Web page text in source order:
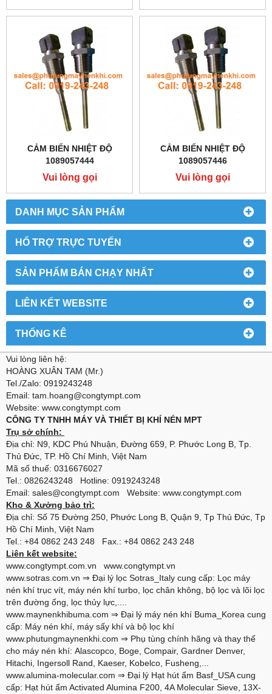
DANH MỤC SẢN PHẨM
HỔ TRỢ TRỰC TUYẾN
SẢN PHẨM BÁN CHẠY NHẤT
LIÊN KẾT WEBSITE
THỐNG KÊ
CẢM BIẾN NHIỆT ĐỘ
1089057444
Vui lòng gọi
CẢM BIẾN NHIỆT ĐỘ
1089057446
Vui lòng gọi
Vui lòng liên hệ:
HOÀNG XUÂN TAM (Mr.)
Tel./Zalo: 0919243248
Email: tam.hoang@congtympt.com
Website: www.congtympt.com
CÔNG TY TNHH MÁY VÀ THIẾT BỊ KHÍ NÉN MPT
Trụ sở chính:
Địa chỉ: N9, KDC Phú Nhuận, Đường 659, P. Phước Long B, Tp.
Thủ Đức, TP. Hồ Chí Minh, Việt Nam
Mã số thuế: 0316676027
Tel.: 0826243248 Hotline: 0919243248
Email: sales@congtympt.com Website: www.congtympt.com
Kho & Xưởng bảo trì:
Địa chỉ: Số 75 Đường 250, Phước Long B, Quận 9, Tp Thủ Đức, Tp
Hồ Chí Minh, Việt Nam
Tel.: +84 0862 243 248 Fax.: +84 0862 243 248
Liên kết website:
www.congtympt.com.vn
www.congtympt.vn
www.sotras.com.vn ⇒ Đại lý lọc Sotras_Italy cung cấp: Lọc máy
nén khí trục vít, máy nén khí turbo, lọc chân không, bộ lọc và lõi lọc
trên đường ống, lọc thủy lực,....
www.maynenkhibuma.com ⇒ Đại lý máy nén khí Buma_Korea cung
cấp: Máy nén khí, máy sấy khí và bộ lọc khí
www.phutungmaynenkhi.com ⇒ Phụ tùng chính hãng và thay thế
cho máy nén khí: Alascopco, Boge, Compair, Gardner Denver,
Hitachi, Ingersoll Rand, Kaeser, Kobelco, Fusheng,...
www.alumina-molecular.com ⇒ Đại lý Hạt hút ẩm Basf_USA cung
cấp: Hạt hút ẩm Activated Alumina F200, 4A Molecular Sieve, 13X-